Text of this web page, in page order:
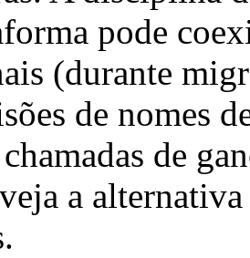
pode
(durante
de nomes
de
a